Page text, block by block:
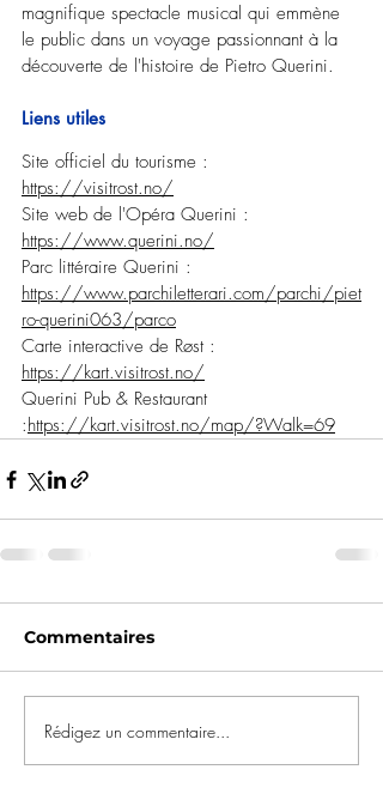
magnifique spectacle musical qui emmène
le public dans un voyage passionnant à la
découverte de l'histoire de Pietro Querini.
Liens utiles
Site officiel du tourisme :
https://visitrost.no/
Site web de l'Opéra Querini :
https://www.querini.no/
Parc littéraire Querini :
https://www.parchiletterari.com/parchi/piet
ro-querini063/parco
Carte interactive de Røst :
https://kart.visitrost.no/
Querini Pub & Restaurant
:https://kart.visitrost.no/map/?Walk=69
Commentaires
Rédigez un commentaire...